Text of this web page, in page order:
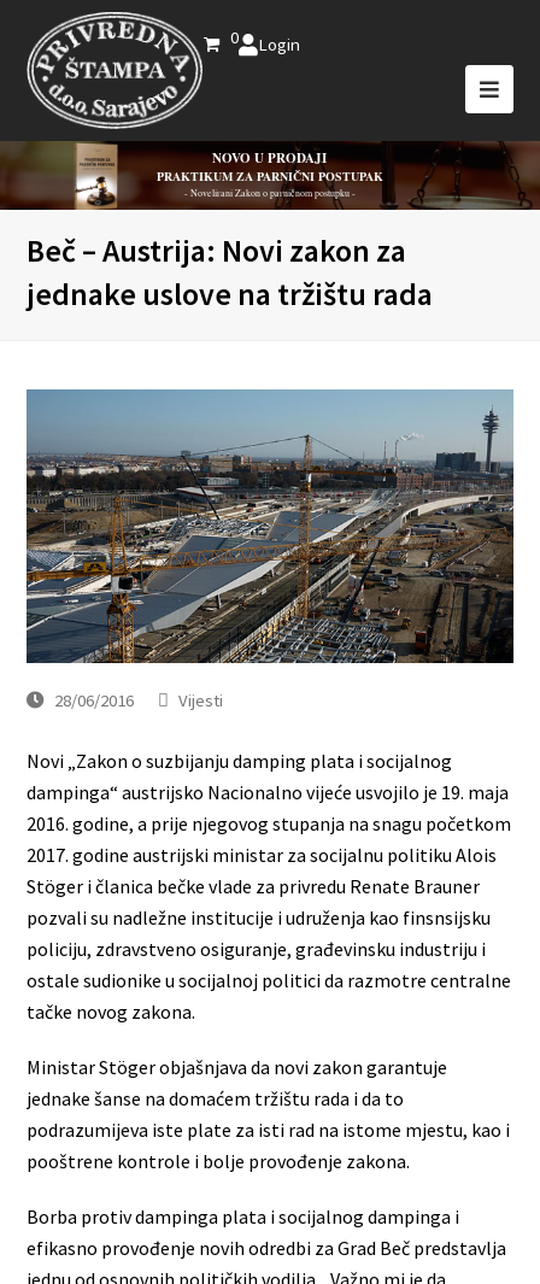
0 Login
NOVO U PRODAJI
PRAKTIKUM ZA PARNIČNI POSTUPAK
- Novelirani Zakon o parničnom postupku -
Beč – Austrija: Novi zakon za
jednake uslove na tržištu rada
28/06/2016 Vijesti
Novi „Zakon o suzbijanju damping plata i socijalnog
dampinga“ austrijsko Nacionalno vijeće usvojilo je 19. maja
2016. godine, a prije njegovog stupanja na snagu početkom
2017. godine austrijski ministar za socijalnu politiku Alois
Stöger i članica bečke vlade za privredu Renate Brauner
pozvali su nadležne institucije i udruženja kao finsnsijsku
policiju, zdravstveno osiguranje, građevinsku industriju i
ostale sudionike u socijalnoj politici da razmotre centralne
tačke novog zakona.
Ministar Stöger objašnjava da novi zakon garantuje
jednake šanse na domaćem tržištu rada i da to
podrazumijeva iste plate za isti rad na istome mjestu, kao i
pooštrene kontrole i bolje provođenje zakona.
Borba protiv dampinga plata i socijalnog dampinga i
efikasno provođenje novih odredbi za Grad Beč predstavlja